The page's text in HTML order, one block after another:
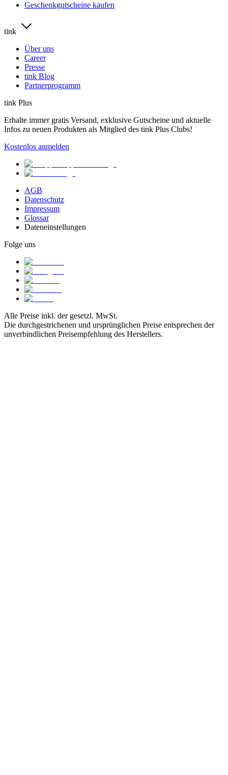
Geschenkgutscheine kaufen
tink
Über uns
Career
Presse
tink Blog
Partnerprogramm
tink Plus
Erhalte immer gratis Versand, exklusive Gutscheine und aktuelle
Infos zu neuen Produkten als Mitglied des tink Plus Clubs!
Kostenlos anmelden
AGB
Datenschutz
Impressum
Glossar
Dateneinstellungen
Folge uns
Alle Preise inkl. der gesetzl. MwSt.
Die durchgestrichenen und ursprünglichen Preise entsprechen der
unverbindlichen Preisempfehlung des Herstellers.